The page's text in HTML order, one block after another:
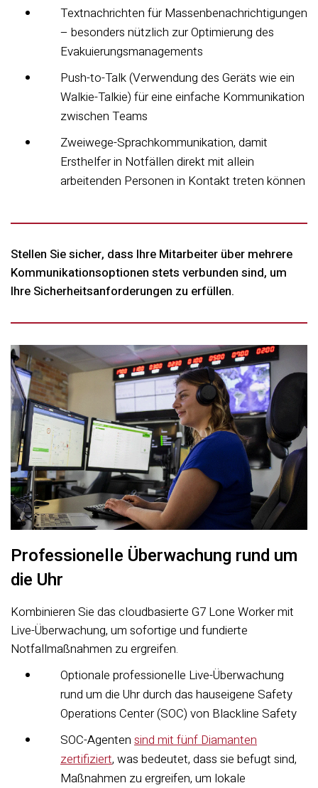
Textnachrichten für Massenbenachrichtigungen
– besonders nützlich zur Optimierung des
Evakuierungsmanagements
Push-to-Talk (Verwendung des Geräts wie ein
Walkie-Talkie) für eine einfache Kommunikation
zwischen Teams
Zweiwege-Sprachkommunikation, damit
Ersthelfer in Notfällen direkt mit allein
arbeitenden Personen in Kontakt treten können
Stellen Sie sicher, dass Ihre Mitarbeiter über mehrere
Kommunikationsoptionen stets verbunden sind, um
Ihre Sicherheitsanforderungen zu erfüllen.
Professionelle Überwachung rund um
die Uhr
Kombinieren Sie das cloudbasierte G7 Lone Worker mit
Live-Überwachung, um sofortige und fundierte
Notfallmaßnahmen zu ergreifen.
Optionale professionelle Live-Überwachung
rund um die Uhr durch das hauseigene Safety
Operations Center (SOC) von Blackline Safety
SOC-Agenten sind mit fünf Diamanten
zertifiziert, was bedeutet, dass sie befugt sind,
Maßnahmen zu ergreifen, um lokale